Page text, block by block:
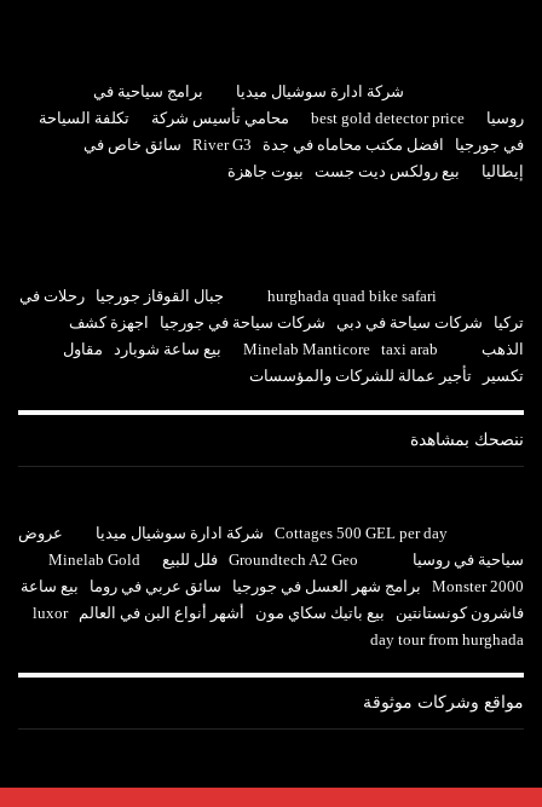
شركة ادارة سوشيال ميديا
برامج سياحية في
روسيا
best gold detector price محامي تأسيس شركة
تكلفة السياحة
في جورجيا
افضل مكتب محاماه في جدة River G3
سائق خاص في
إيطاليا
بيع رولكس ديت جست بيوت جاهزة
hurghada quad bike safari جبال القوقاز جورجيا
رحلات في
تركيا
شركات سياحة في دبي شركات سياحة في جورجيا
اجهزة كشف
الذهب
Minelab Manticore taxi arab بيع ساعة شوبارد
مقاول
تكسير
تأجير عمالة للشركات والمؤسسات
ننصحك بمشاهدة
Cottages 500 GEL per day شركة ادارة سوشيال ميديا
عروض
سياحية في روسيا
Groundtech A2 Geo فلل للبيع
Minelab Gold
Monster 2000
برامج شهر العسل في جورجيا سائق عربي في روما
بيع ساعة
فاشرون كونستانتين
بيع باتيك سكاي مون أشهر أنواع البن في العالم
luxor
day tour from hurghada
مواقع وشركات موثوقة